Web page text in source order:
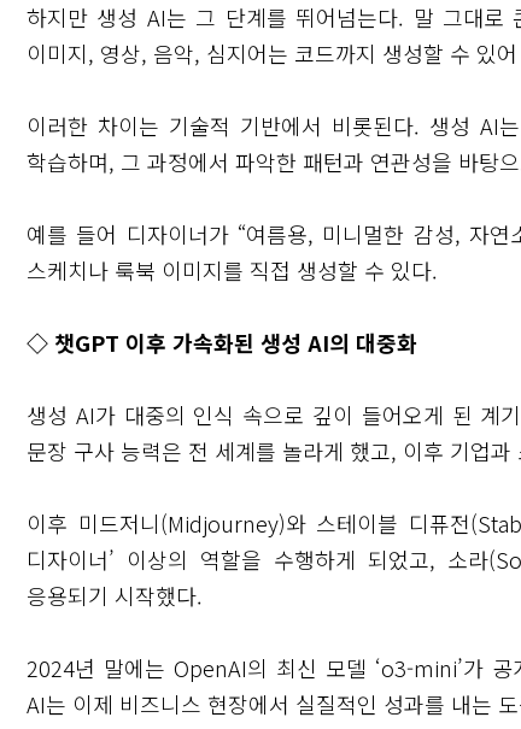
하지만 생성 AI는 그 단계를 뛰어넘는다. 말 그대로
이미지, 영상, 음악, 심지어는 코드까지 생성할 수 있
이러한 차이는 기술적 기반에서 비롯된다. 생성 AI
학습하며, 그 과정에서 파악한 패턴과 연관성을 바탕
예를 들어 디자이너가 “여름용, 미니멀한 감성, 자
스케치나 룩북 이미지를 직접 생성할 수 있다.
◇ 챗GPT 이후 가속화된 생성 AI의 대중화
생성 AI가 대중의 인식 속으로 깊이 들어오게 된 계
문장 구사 능력은 전 세계를 놀라게 했고, 이후 기업
이후 미드저니(Midjourney)와 스테이블 디퓨전
디자이너’ 이상의 역할을 수행하게 되었고, 소라
응용되기 시작했다.
2024년 말에는 OpenAI의 최신 모델 ‘o3-mini’가
AI는 이제 비즈니스 현장에서 실질적인 성과를 내는